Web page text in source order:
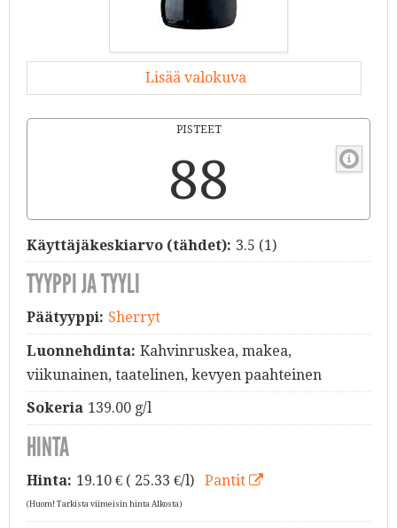
Lisää valokuva
PISTEET
88
Käyttäjäkeskiarvo (tähdet): 3.5 (1)
TYYPPI JA TYYLI
Päätyyppi: Sherryt
Luonnehdinta: Kahvinruskea, makea,
viikunainen, taatelinen, kevyen paahteinen
Sokeria 139.00 g/l
HINTA
Hinta: 19.10€ ( 25.33 €/l) Pantit
(Huom! Tarkista viimeisin hinta Alkosta)